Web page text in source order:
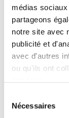
médias
partageons
notre site avec
publicité et
avec d'autres
ou qu'ils ont
Nécessaires